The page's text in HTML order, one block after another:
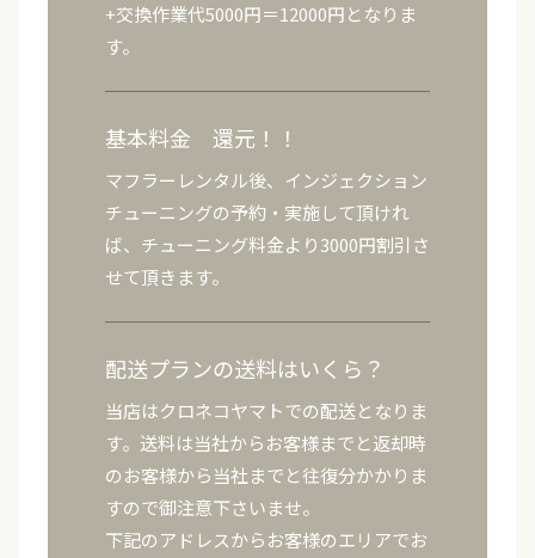
+交換作業代5000円＝12000円となりま
す。
基本料金 還元！！
マフラーレンタル後、インジェクション
チューニングの予約・実施して頂けれ
ば、チューニング料金より3000円割引さ
せて頂きます。
配送プランの送料はいくら？
当店はクロネコヤマトでの配送となりま
す。送料は当社からお客様までと返却時
のお客様から当社までと往復分かかりま
すので御注意下さいませ。
下記のアドレスからお客様のエリアでお